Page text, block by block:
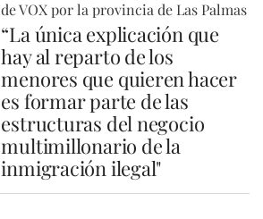
de VOX por la provincia de Las Palmas
“La única explicación que
hay al reparto de los
menores que quieren hacer
es formar parte de las
estructuras del negocio
multimillonario de la
inmigración ilegal"